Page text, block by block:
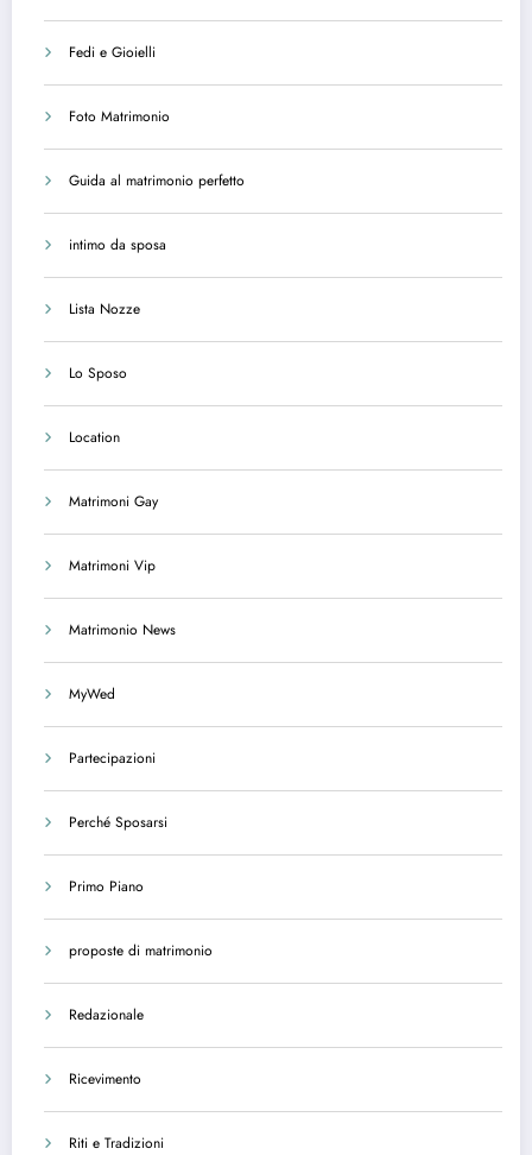
Fedi e Gioielli
Foto Matrimonio
Guida al matrimonio perfetto
intimo da sposa
Lista Nozze
Lo Sposo
Location
Matrimoni Gay
Matrimoni Vip
Matrimonio News
MyWed
Partecipazioni
Perché Sposarsi
Primo Piano
proposte di matrimonio
Redazionale
Ricevimento
Riti e Tradizioni